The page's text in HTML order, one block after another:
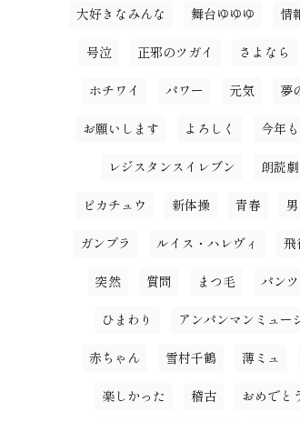
大好きなみんな 舞台ゆゆゆ 情
号泣 正邪のツガイ さよなら
ホチワイ パワー 元気 夢
お願いします よろしく 今年も
レジスタンスイレブン 朗読劇
ピカチュウ 新体操 青春
ガンプラ ルイス・ハレヴィ 飛
突然 質問 まつ毛 パン
ひまわり アンパンマンミュー
赤ちゃん 雪村千鶴 薄ミュ
楽しかった 稽古 おめでと